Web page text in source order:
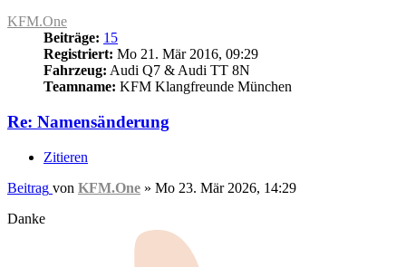
KFM.One
Beiträge: 15
Registriert: Mo 21. Mär 2016, 09:29
Fahrzeug: Audi Q7 & Audi TT 8N
Teamname: KFM Klangfreunde München
Re: Namensänderung
Zitieren
Beitrag von KFM.One » Mo 23. Mär 2026, 14:29
Danke